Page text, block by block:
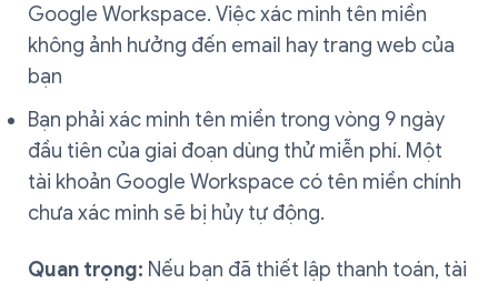
Google Workspace. Việc xác minh tên miền
không ảnh hưởng đến email hay trang web của
bạn
Bạn phải xác minh tên miền trong vòng 9 ngày
đầu tiên của giai đoạn dùng thử miễn phí. Một
tài khoản Google Workspace có tên miền chính
chưa xác minh sẽ bị hủy tự động.
Quan trọng: Nếu bạn đã thiết lập thanh toán, tài